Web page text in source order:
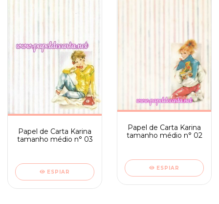
Papel de Carta Karina
tamanho médio n° 03
ESPIAR
Papel de Carta Karina
tamanho médio n° 02
ESPIAR